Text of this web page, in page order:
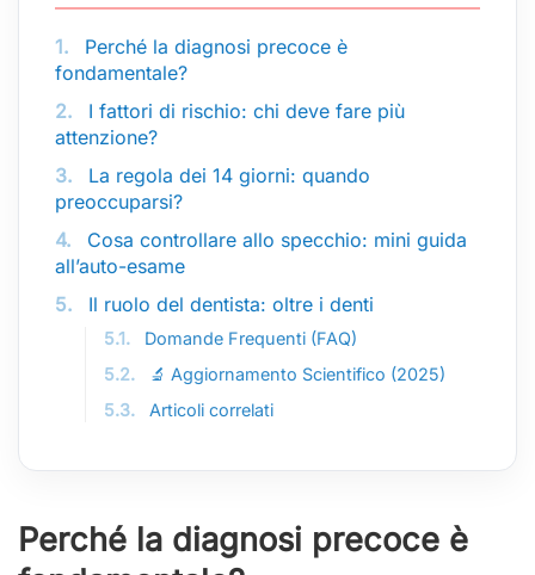
1.
Perché la diagnosi precoce è
fondamentale?
2.
I fattori di rischio: chi deve fare più
attenzione?
3.
La regola dei 14 giorni: quando
preoccuparsi?
4.
Cosa controllare allo specchio: mini guida
all’auto-esame
5.
Il ruolo del dentista: oltre i denti
5.1.
Domande Frequenti (FAQ)
5.2.
🔬 Aggiornamento Scientifico (2025)
5.3.
Articoli correlati
Perché la diagnosi precoce è